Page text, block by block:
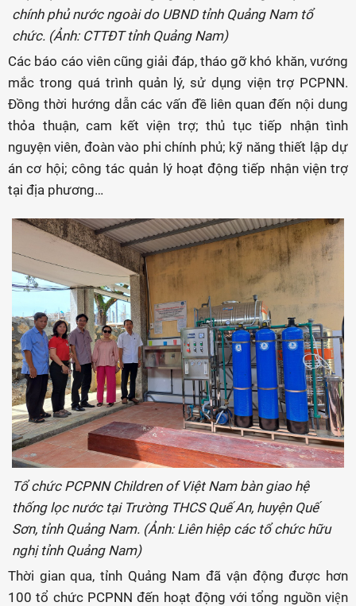
chính phủ nước ngoài do UBND tỉnh Quảng Nam tổ
chức. (Ảnh: CTTĐT tỉnh Quảng Nam)
Các báo cáo viên cũng giải đáp, tháo gỡ khó khăn, vướng
mắc trong quá trình quản lý, sử dụng viện trợ PCPNN.
Đồng thời hướng dẫn các vấn đề liên quan đến nội dung
thỏa thuận, cam kết viện trợ; thủ tục tiếp nhận tình
nguyện viên, đoàn vào phi chính phủ; kỹ năng thiết lập dự
án cơ hội; công tác quản lý hoạt động tiếp nhận viện trợ
tại địa phương…
Tổ chức PCPNN Children of Việt Nam bàn giao hệ
thống lọc nước tại Trường THCS Quế An, huyện Quế
Sơn, tỉnh Quảng Nam. (Ảnh: Liên hiệp các tổ chức hữu
nghị tỉnh Quảng Nam)
Thời gian qua, tỉnh Quảng Nam đã vận động được hơn
100 tổ chức PCPNN đến hoạt động với tổng nguồn viện